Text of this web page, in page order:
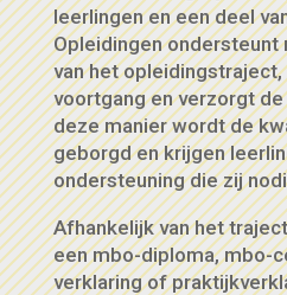
leerlingen en een deel
Opleidingen
van het
voortgang en verzorgt
deze manier wordt de
geborgd en krijgen
ondersteuning die zij
Afhankelijk van het
een mbo-diploma, mbo-
verklaring of